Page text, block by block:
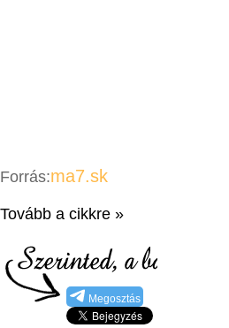
Forrás:ma7.sk
Tovább a cikkre »
Megosztás